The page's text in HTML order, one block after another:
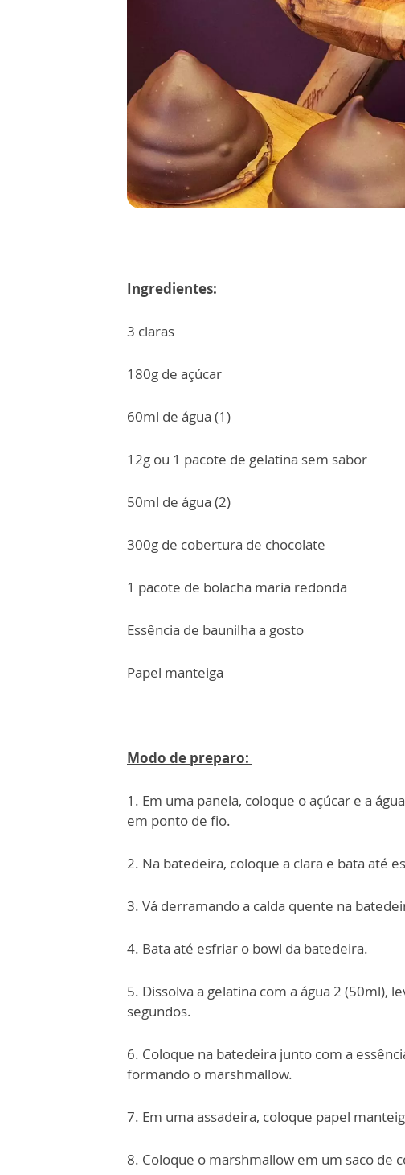
Ingredientes:
3 claras
180g de açúcar
60ml de água (1)
12g ou 1 pacote de gelatina sem sabor
50ml de água (2)
300g de cobertura de chocolate
1 pacote de bolacha maria redonda
Essência de baunilha a gosto
Papel manteiga
Modo de preparo:
1. Em uma panela, coloque o açúcar e a
em ponto de fio.
2. Na batedeira, coloque a clara e bata até
3. Vá derramando a calda quente na
4. Bata até esfriar o bowl da batedeira.
5. Dissolva a gelatina com a água 2 (50ml),
segundos.
6. Coloque na batedeira junto com a
formando o marshmallow.
7. Em uma assadeira, coloque papel
8. Coloque o marshmallow em um saco de